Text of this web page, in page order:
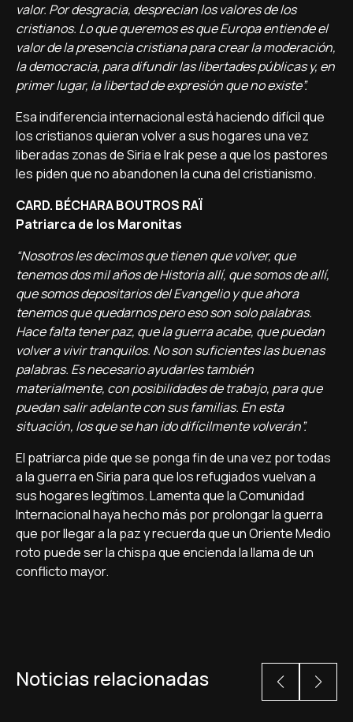
valor. Por desgracia, desprecian los valores de los
cristianos. Lo que queremos es que Europa entiende el
valor de la presencia cristiana para crear la moderación,
la democracia, para difundir las libertades públicas y, en
primer lugar, la libertad de expresión que no existe”.
Esa indiferencia internacional está haciendo difícil que
los cristianos quieran volver a sus hogares una vez
liberadas zonas de Siria e Irak pese a que los pastores
les piden que no abandonen la cuna del cristianismo.
CARD. BÉCHARA BOUTROS RAÏ
Patriarca de los Maronitas
“Nosotros les decimos que tienen que volver, que
tenemos dos mil años de Historia allí, que somos de allí,
que somos depositarios del Evangelio y que ahora
tenemos que quedarnos pero eso son solo palabras.
Hace falta tener paz, que la guerra acabe, que puedan
volver a vivir tranquilos. No son suficientes las buenas
palabras. Es necesario ayudarles también
materialmente, con posibilidades de trabajo, para que
puedan salir adelante con sus familias. En esta
situación, los que se han ido difícilmente volverán”.
El patriarca pide que se ponga fin de una vez por todas
a la guerra en Siria para que los refugiados vuelvan a
sus hogares legítimos. Lamenta que la Comunidad
Internacional haya hecho más por prolongar la guerra
que por llegar a la paz y recuerda que un Oriente Medio
roto puede ser la chispa que encienda la llama de un
conflicto mayor.
Noticias relacionadas